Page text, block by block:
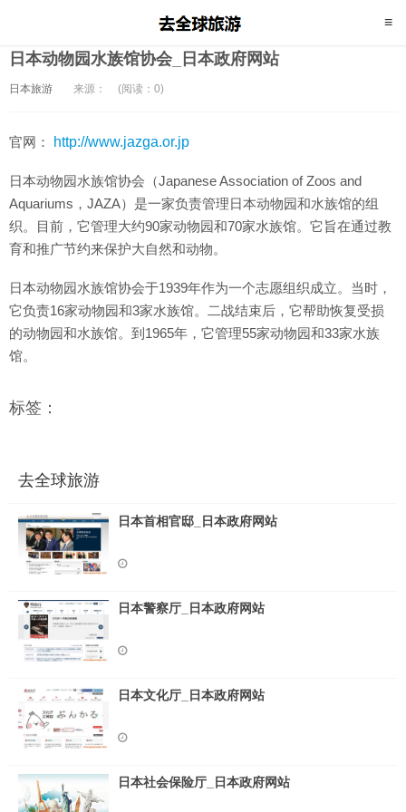
日本动物园水族馆协会_日本政府网站
日本旅游 来源： (阅读：0)
官网： http://www.jazga.or.jp
日本动物园水族馆协会（Japanese Association of Zoos and
Aquariums，JAZA）是一家负责管理日本动物园和水族馆的组
织。目前，它管理大约90家动物园和70家水族馆。它旨在通过教
育和推广节约来保护大自然和动物。
日本动物园水族馆协会于1939年作为一个志愿组织成立。当时，
它负责16家动物园和3家水族馆。二战结束后，它帮助恢复受损
的动物园和水族馆。到1965年，它管理55家动物园和33家水族
馆。
标签：
去全球旅游
日本首相官邸_日本政府网站
日本警察厅_日本政府网站
日本文化厅_日本政府网站
日本社会保险厅_日本政府网站